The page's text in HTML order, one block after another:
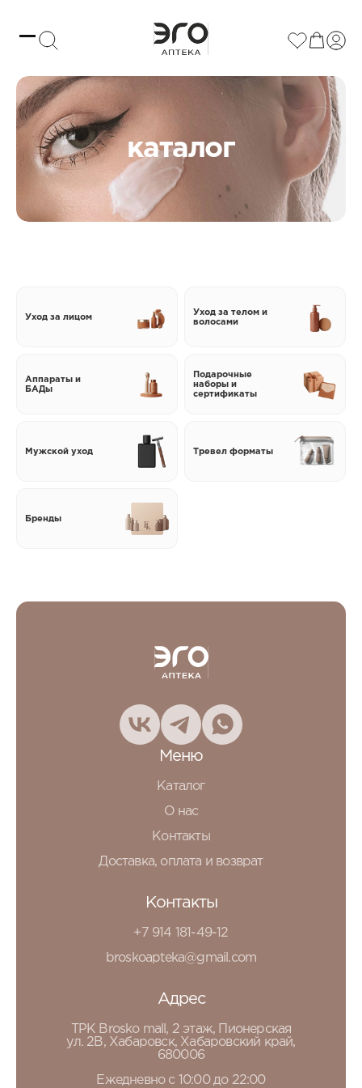
каталог
Уход за лицом
Уход за телом и
волосами
Аппараты и
БАДы
Подарочные
наборы и
сертификаты
Мужской уход Тревел форматы
Бренды
Меню
Каталог
О нас
Контакты
Доставка, оплата и возврат
Контакты
+7 914 181-49-12
broskoapteka@gmail.com
Адрес
ТРК Brosko mall, 2 этаж, Пионерская
ул. 2В, Хабаровск, Хабаровский край,
680006
Ежедневно с 10:00 до 22:00